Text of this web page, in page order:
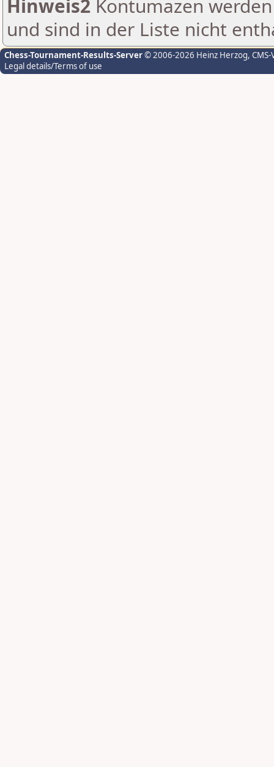
Hinweis2 Kontumazen
und sind in der Liste nicht
Chess-Tournament-Results-Server© 2006-2026 Heinz Herzog,
Legal details/Terms of use